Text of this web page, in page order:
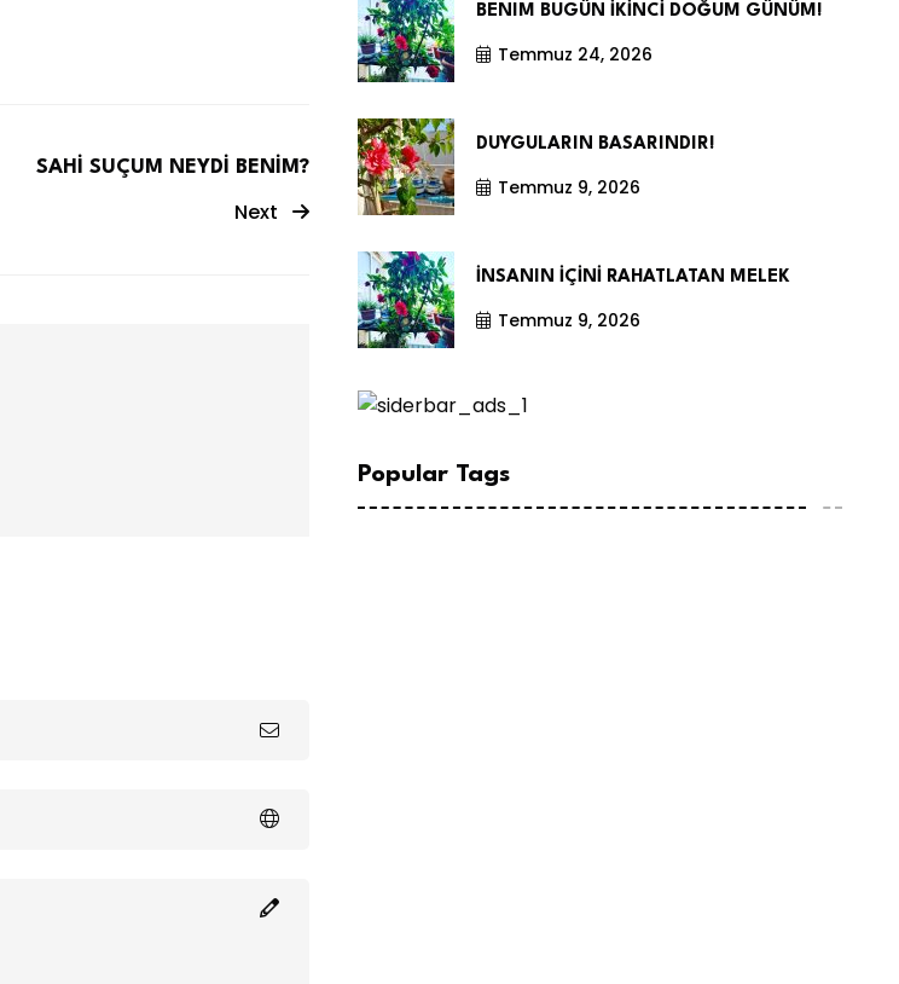
SAHİ SUÇUM NEYDİ BENİM?
Next
BENIM BUGÜN İKİNCİ DOĞUM GÜNÜM!
Temmuz 24, 2026
DUYGULARIN BASARINDIR!
Temmuz 9, 2026
İNSANIN İÇİNİ RAHATLATAN MELEK
Temmuz 9, 2026
Popular Tags